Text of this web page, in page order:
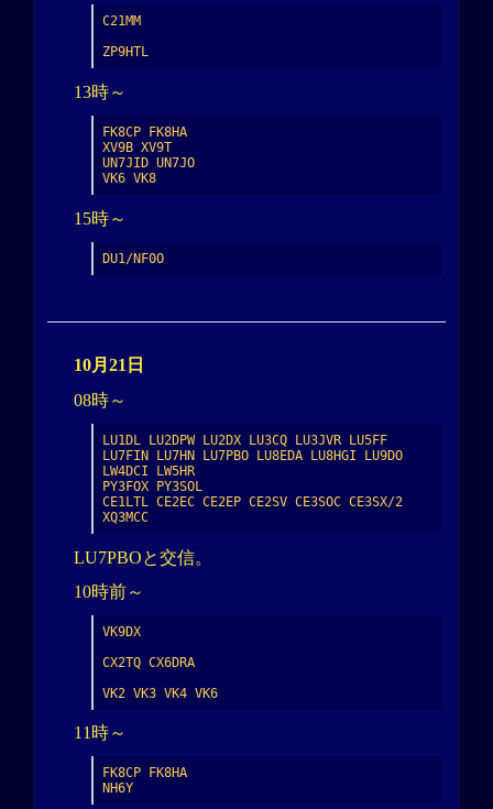
C21MM
ZP9HTL
13時～
FK8CP FK8HA
XV9B XV9T
UN7JID UN7JO
VK6 VK8
15時～
DU1/NF0O
10月21日
08時～
LU1DL LU2DPW LU2DX LU3CQ LU3JVR LU5FF
LU7FIN LU7HN LU7PBO LU8EDA LU8HGI LU9DO
LW4DCI LW5HR
PY3FOX PY3SOL
CE1LTL CE2EC CE2EP CE2SV CE3SOC CE3SX/2
XQ3MCC
LU7PBOと交信。
10時前～
VK9DX
CX2TQ CX6DRA
VK2 VK3 VK4 VK6
11時～
FK8CP FK8HA
NH6Y